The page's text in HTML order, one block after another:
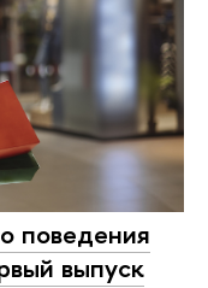
поведения
выпуск